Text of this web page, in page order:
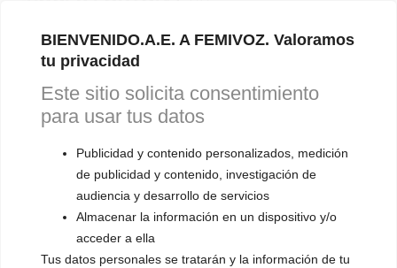
BIENVENIDO.A.E. A FEMIVOZ. Valoramos
tu privacidad
Este sitio solicita consentimiento
para usar tus datos
Publicidad y contenido personalizados, medición
de publicidad y contenido, investigación de
audiencia y desarrollo de servicios
Almacenar la información en un dispositivo y/o
acceder a ella
Tus datos personales se tratarán y la información de tu
▪️ Masculinización de la voz
▪️ Neutralización de la voz
▪️ Dualización de la voz
▪️ Androginización de la voz
OTRAS SESIONES
▪️ Caracterización de la voz
▪️ Voz virilizada por esteroides